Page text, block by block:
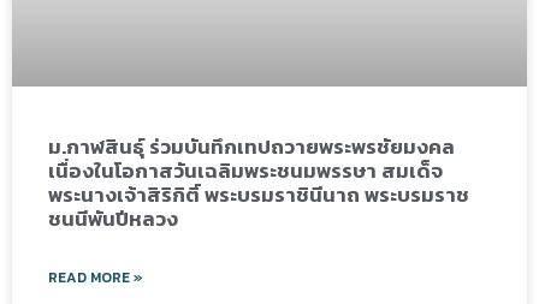
ม.กาฬสินธุ์ ร่วมบันทึกเทปถวายพระพรชัยมงคล
เนื่องในโอกาสวันเฉลิมพระชนมพรรษา สมเด็จ
พระนางเจ้าสิริกิติ์ พระบรมราชินีนาถ พระบรมราช
ชนนีพันปีหลวง
READ MORE »